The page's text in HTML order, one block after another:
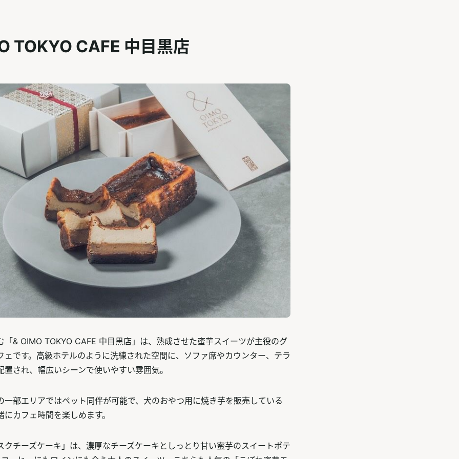
TOKYO CAFE 中目黒店
「& OIMO TOKYO CAFE 中目黒店」は、熟成させた蜜芋スイーツが主役のグ
ェです。高級ホテルのように洗練された空間に、ソファ席やカウンター、テラ
され、幅広いシーンで使いやすい雰囲気。
一部エリアではペット同伴が可能で、犬のおやつ用に焼き芋を販売している
カフェ時間を楽しめます。
クチーズケーキ」は、濃厚なチーズケーキとしっとり甘い蜜芋のスイートポテ